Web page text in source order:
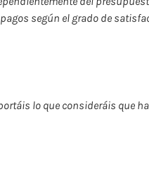
según el grado de
lo que consideráis que